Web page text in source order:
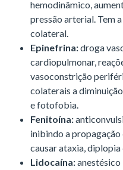
hemodinâmico,
pressão arterial. Tem
colateral.
Epinefrina:droga
cardiopulmonar,
vasoconstrição
colaterais a
e fotofobia.
Fenitoína:
inibindo a propagação
causar ataxia,
Lidocaína: